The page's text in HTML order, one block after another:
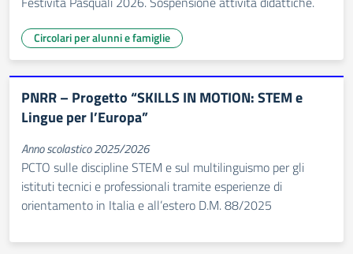
Circolari per alunni e famiglie
PNRR – Progetto “SKILLS IN MOTION: STEM e
Lingue per l’Europa”
Anno scolastico 2025/2026
PCTO sulle discipline STEM e sul multilinguismo per gli
istituti tecnici e professionali tramite esperienze di
orientamento in Italia e all’estero D.M. 88/2025